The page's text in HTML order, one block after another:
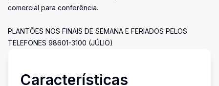
comercial para conferência.
PLANTÕES NOS FINAIS DE SEMANA E FERIADOS PELOS
TELEFONES 98601-3100 (JÚLIO)
Características